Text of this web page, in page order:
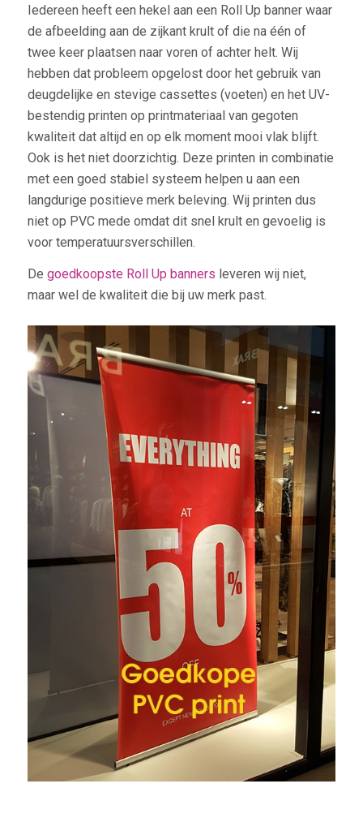
Iedereen heeft een hekel aan een Roll Up banner waar
de afbeelding aan de zijkant krult of die na één of
twee keer plaatsen naar voren of achter helt. Wij
hebben dat probleem opgelost door het gebruik van
deugdelijke en stevige cassettes (voeten) en het UV-
bestendig printen op printmateriaal van gegoten
kwaliteit dat altijd en op elk moment mooi vlak blijft.
Ook is het niet doorzichtig. Deze printen in combinatie
met een goed stabiel systeem helpen u aan een
langdurige positieve merk beleving. Wij printen dus
niet op PVC mede omdat dit snel krult en gevoelig is
voor temperatuursverschillen.
De goedkoopste Roll Up banners leveren wij niet,
maar wel de kwaliteit die bij uw merk past.